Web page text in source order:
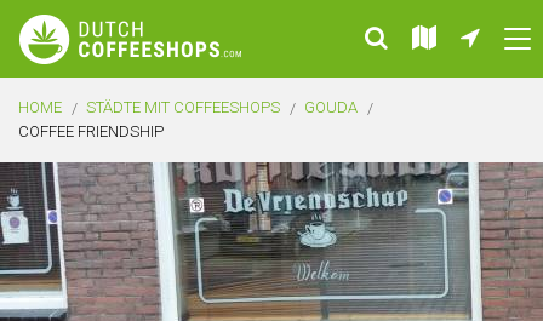
HOME STÄDTE MIT COFFEESHOPS
GOUDA
COFFEE FRIENDSHIP